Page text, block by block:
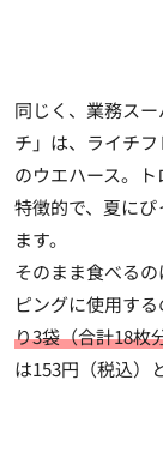
同じく、業務ス
チ」は、ライチ
のウエハース。
特徴的で、夏に
ます。
そのまま食べる
ピングに使用す
り3袋（合計18枚
は153円（税込）